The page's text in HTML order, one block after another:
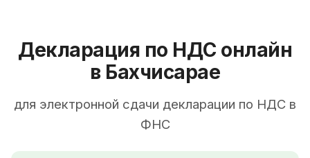
Декларация по НДС онлайн
в Бахчисарае
для электронной сдачи декларации по НДС в
ФНС